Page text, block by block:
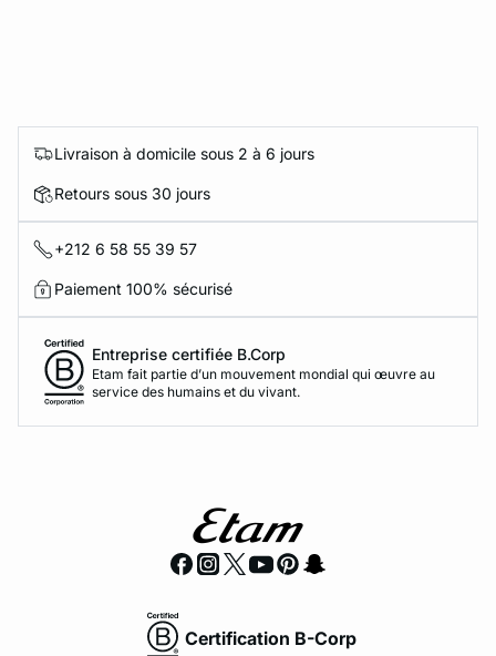
Livraison à domicile sous 2 à 6 jours
Retours sous 30 jours
+212 6 58 55 39 57
Paiement 100% sécurisé
Entreprise certifiée B.Corp
Etam fait partie d’un mouvement mondial qui œuvre au
service des humains et du vivant.
Certification B-Corp